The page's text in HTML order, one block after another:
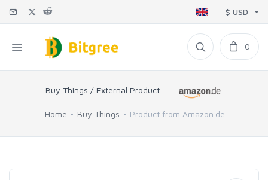
$ USD
0
Buy Things / External Product
Home Buy Things Product from Amazon.de